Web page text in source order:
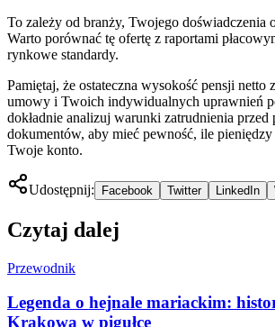
To zależy od branży, Twojego doświadczenia
Warto porównać tę ofertę z raportami
rynkowe standardy.
Pamiętaj, że ostateczna wysokość pensji netto
umowy i Twoich indywidualnych uprawnień
dokładnie analizuj warunki zatrudnienia przed
dokumentów, aby mieć pewność, ile
Twoje konto.
Udostępnij: Facebook Twitter LinkedIn
Czytaj dalej
Przewodnik
Legenda o hejnale mariackim:
Krakowa w pigułce